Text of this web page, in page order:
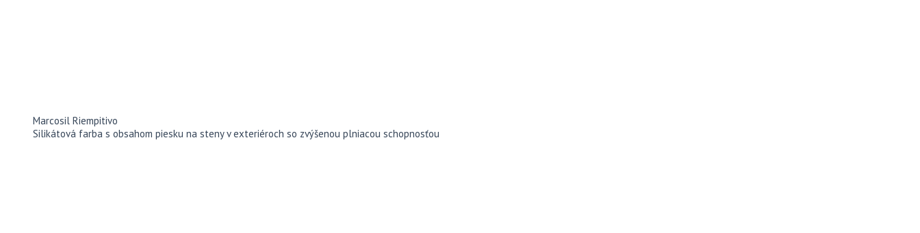
Marcosil Riempitivo
Silikátová farba s obsahom piesku na steny v exteriéroch so zvýšenou plniacou schopnosťou